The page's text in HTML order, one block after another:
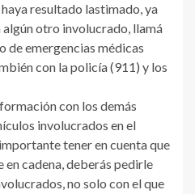
resultado lastimado, ya
algún otro involucrado, llamá
de emergencias médicas
con la policía (911) y los
con los demás
involucrados en el
tener en cuenta que
en cadena, deberás pedirle
no solo con el que